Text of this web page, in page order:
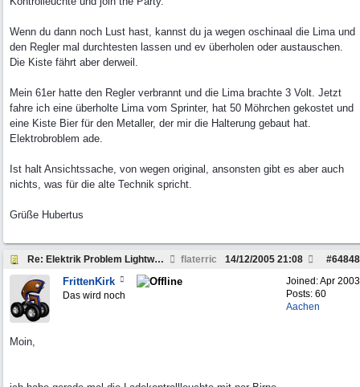
Wenn du dann noch Lust hast, kannst du ja wegen oschinaal die Lima und
den Regler mal durchtesten lassen und ev überholen oder austauschen.
Die Kiste fährt aber derweil.
Mein 61er hatte den Regler verbrannt und die Lima brachte 3 Volt. Jetzt
fahre ich eine überholte Lima vom Sprinter, hat 50 Möhrchen gekostet und
eine Kiste Bier für den Metaller, der mir die Halterung gebaut hat.
Elektrobroblem ade.
Ist halt Ansichtssache, von wegen original, ansonsten gibt es aber auch
nichts, was für die alte Technik spricht.
Grüße Hubertus
Re: Elektrik Problem Lightweight flaterric #64848
14/12/2005 21:08
Joined:Apr 2003
Posts: 60
Aachen
FrittenKirk
Das wird noch
Moin,